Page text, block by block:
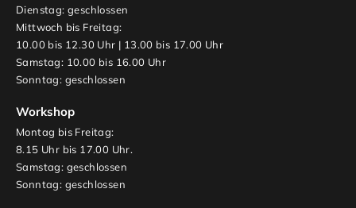
Dienstag: geschlossen
Mittwoch bis Freitag:
10.00 bis 12.30 Uhr | 13.00 bis 17.00 Uhr
Samstag: 10.00 bis 16.00 Uhr
Sonntag: geschlossen
Workshop
Montag bis Freitag:
8.15 Uhr bis 17.00 Uhr.
Samstag: geschlossen
Sonntag: geschlossen